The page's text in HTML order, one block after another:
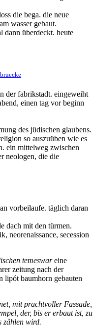
die bega. die neue
wasser gebaut.
dann überdeckt. heute
der fabrikstadt. eingeweiht
einen tag vor beginn
des jüdischen glaubens.
so auszuüben wie es
ein mittelweg zwischen
neologen, die die
vorbeilaufe. täglich daran
dach mit den türmen.
neorenaissance, secession
temeswareine
zeitung nach der
lipót baumhorn gebauten
mit prachtvoller Fassade,
der, bis er erbaut ist, zu
zählen wird.